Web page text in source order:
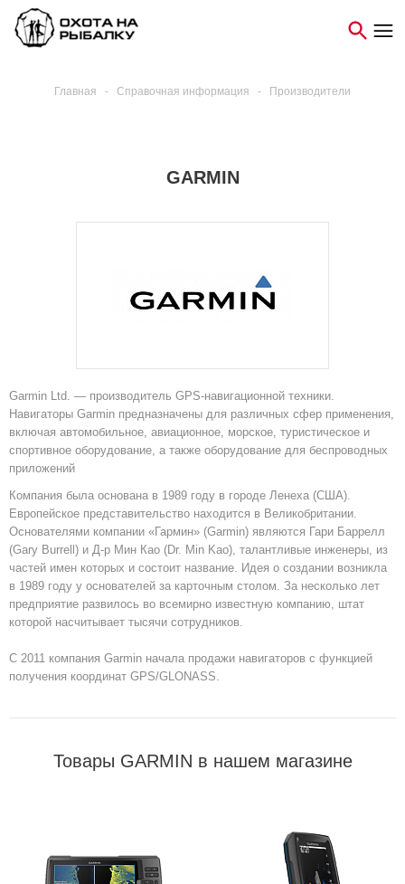
Главная - Справочная информация - Производители
GARMIN
Garmin Ltd. — производитель GPS-навигационной техники.
Навигаторы Garmin предназначены для различных сфер применения,
включая автомобильное, авиационное, морское, туристическое и
спортивное оборудование, а также оборудование для беспроводных
приложений
Компания была основана в 1989 году в городе Ленеха (США).
Европейское представительство находится в Великобритании.
Основателями компании «Гармин» (Garmin) являются Гари Баррелл
(Gary Burrell) и Д-р Мин Као (Dr. Min Kao), талантливые инженеры, из
частей имен которых и состоит название. Идея о создании возникла
в 1989 году у основателей за карточным столом. За несколько лет
предприятие развилось во всемирно известную компанию, штат
которой насчитывает тысячи сотрудников.
C 2011 компания Garmin начала продажи навигаторов с функцией
получения координат GPS/GLONASS.
Товары GARMIN в нашем магазине